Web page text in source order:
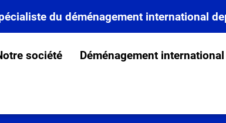
du déménagement international
société Déménagement international